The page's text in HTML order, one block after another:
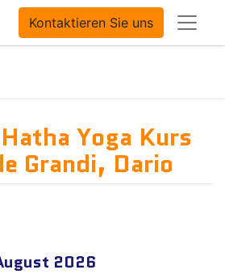
Kontaktieren Sie uns
Hatha Yoga Kurs
Grandi, Dario
2026